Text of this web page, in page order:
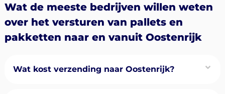
Wat de meeste bedrijven willen weten
over het versturen van pallets en
pakketten naar en vanuit Oostenrijk
Wat kost verzending naar Oostenrijk?